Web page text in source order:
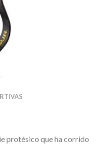
protésico que ha corrido